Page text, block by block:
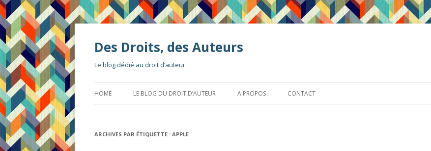
Des Droits, des Auteurs
Le blog dédié au droit d’auteur
HOME LE BLOG DU DROIT D’AUTEUR A PROPOS CONTACT
ARCHIVES PAR ÉTIQUETTE : APPLE